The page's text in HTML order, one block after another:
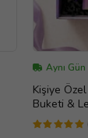
Aynı
Kişiye
Buketi &
Küresi Ve